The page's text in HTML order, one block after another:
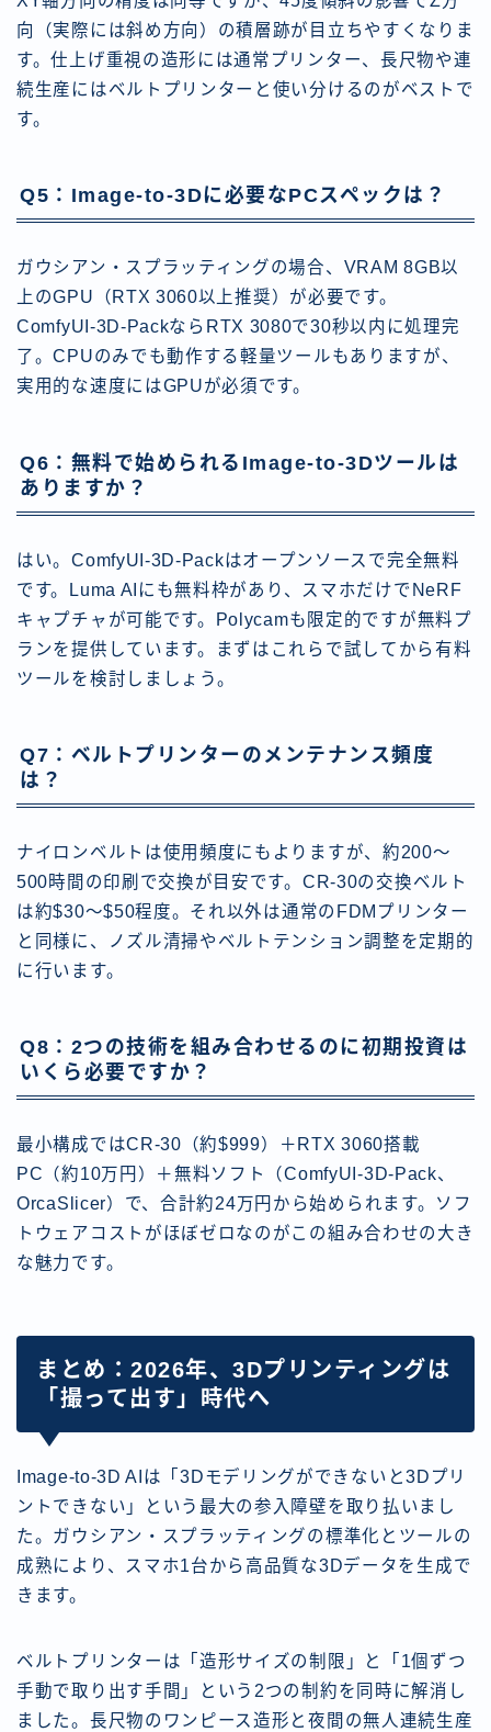
向（実際には斜め方向）の積層跡が目立ちやすくなりま
す。仕上げ重視の造形には通常プリンター、長尺物や連
続生産にはベルトプリンターと使い分けるのがベストで
す。
Q5：Image-to-3Dに必要なPCスペックは？
ガウシアン・スプラッティングの場合、VRAM 8GB以
上のGPU（RTX 3060以上推奨）が必要です。
ComfyUI-3D-PackならRTX 3080で30秒以内に処理完
了。CPUのみでも動作する軽量ツールもありますが、
実用的な速度にはGPUが必須です。
Q6：無料で始められるImage-to-3Dツールは
ありますか？
はい。ComfyUI-3D-Packはオープンソースで完全無料
です。Luma AIにも無料枠があり、スマホだけでNeRF
キャプチャが可能です。Polycamも限定的ですが無料プ
ランを提供しています。まずはこれらで試してから有料
ツールを検討しましょう。
Q7：ベルトプリンターのメンテナンス頻度
は？
ナイロンベルトは使用頻度にもよりますが、約200〜
500時間の印刷で交換が目安です。CR-30の交換ベルト
は約$30〜$50程度。それ以外は通常のFDMプリンター
と同様に、ノズル清掃やベルトテンション調整を定期的
に行います。
Q8：2つの技術を組み合わせるのに初期投資は
いくら必要ですか？
最小構成ではCR-30（約$999）＋RTX 3060搭載
PC（約10万円）＋無料ソフト（ComfyUI-3D-Pack、
OrcaSlicer）で、合計約24万円から始められます。ソフ
トウェアコストがほぼゼロなのがこの組み合わせの大き
な魅力です。
まとめ：2026年、3Dプリンティングは
「撮って出す」時代へ
Image-to-3D AIは「3Dモデリングができないと3Dプリ
ントできない」という最大の参入障壁を取り払いまし
た。ガウシアン・スプラッティングの標準化とツールの
成熟により、スマホ1台から高品質な3Dデータを生成で
きます。
ベルトプリンターは「造形サイズの制限」と「1個ずつ
手動で取り出す手間」という2つの制約を同時に解消し
ました。長尺物のワンピース造形と夜間の無人連続生産